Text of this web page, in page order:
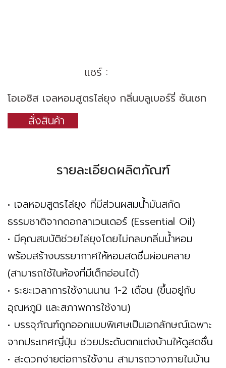
แชร์ :
โอเอซิส เจลหอมสูตรไล่ยุง กลิ่นบลูเบอร์รี่ ซันเซท
สั่งสินค้า
รายละเอียดผลิตภัณฑ์
• เจลหอมสูตรไล่ยุง ที่มีส่วนผสมน้ำมันสกัด
ธรรมชาติจากดอกลาเวนเดอร์ (Essential Oil)
• มีคุณสมบัติช่วยไล่ยุงโดยไม่กลบกลิ่นน้ำหอม
พร้อมสร้างบรรยากาศให้หอมสดชื่นผ่อนคลาย
(สามารถใช้ในห้องที่มีเด็กอ่อนได้)
• ระยะเวลาการใช้งานนาน 1-2 เดือน (ขึ้นอยู่กับ
อุณหภูมิ และสภาพการใช้งาน)
• บรรจุภัณฑ์ถูกออกแบบพิเศษเป็นเอกลักษณ์เฉพาะ
จากประเทศญี่ปุ่น ช่วยประดับตกแต่งบ้านให้ดูสดชื่น
• สะดวกง่ายต่อการใช้งาน สามารถวางภายในบ้าน